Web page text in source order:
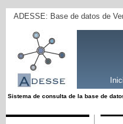
ADESSE: Base de datos de
Sistema de consulta de la base de